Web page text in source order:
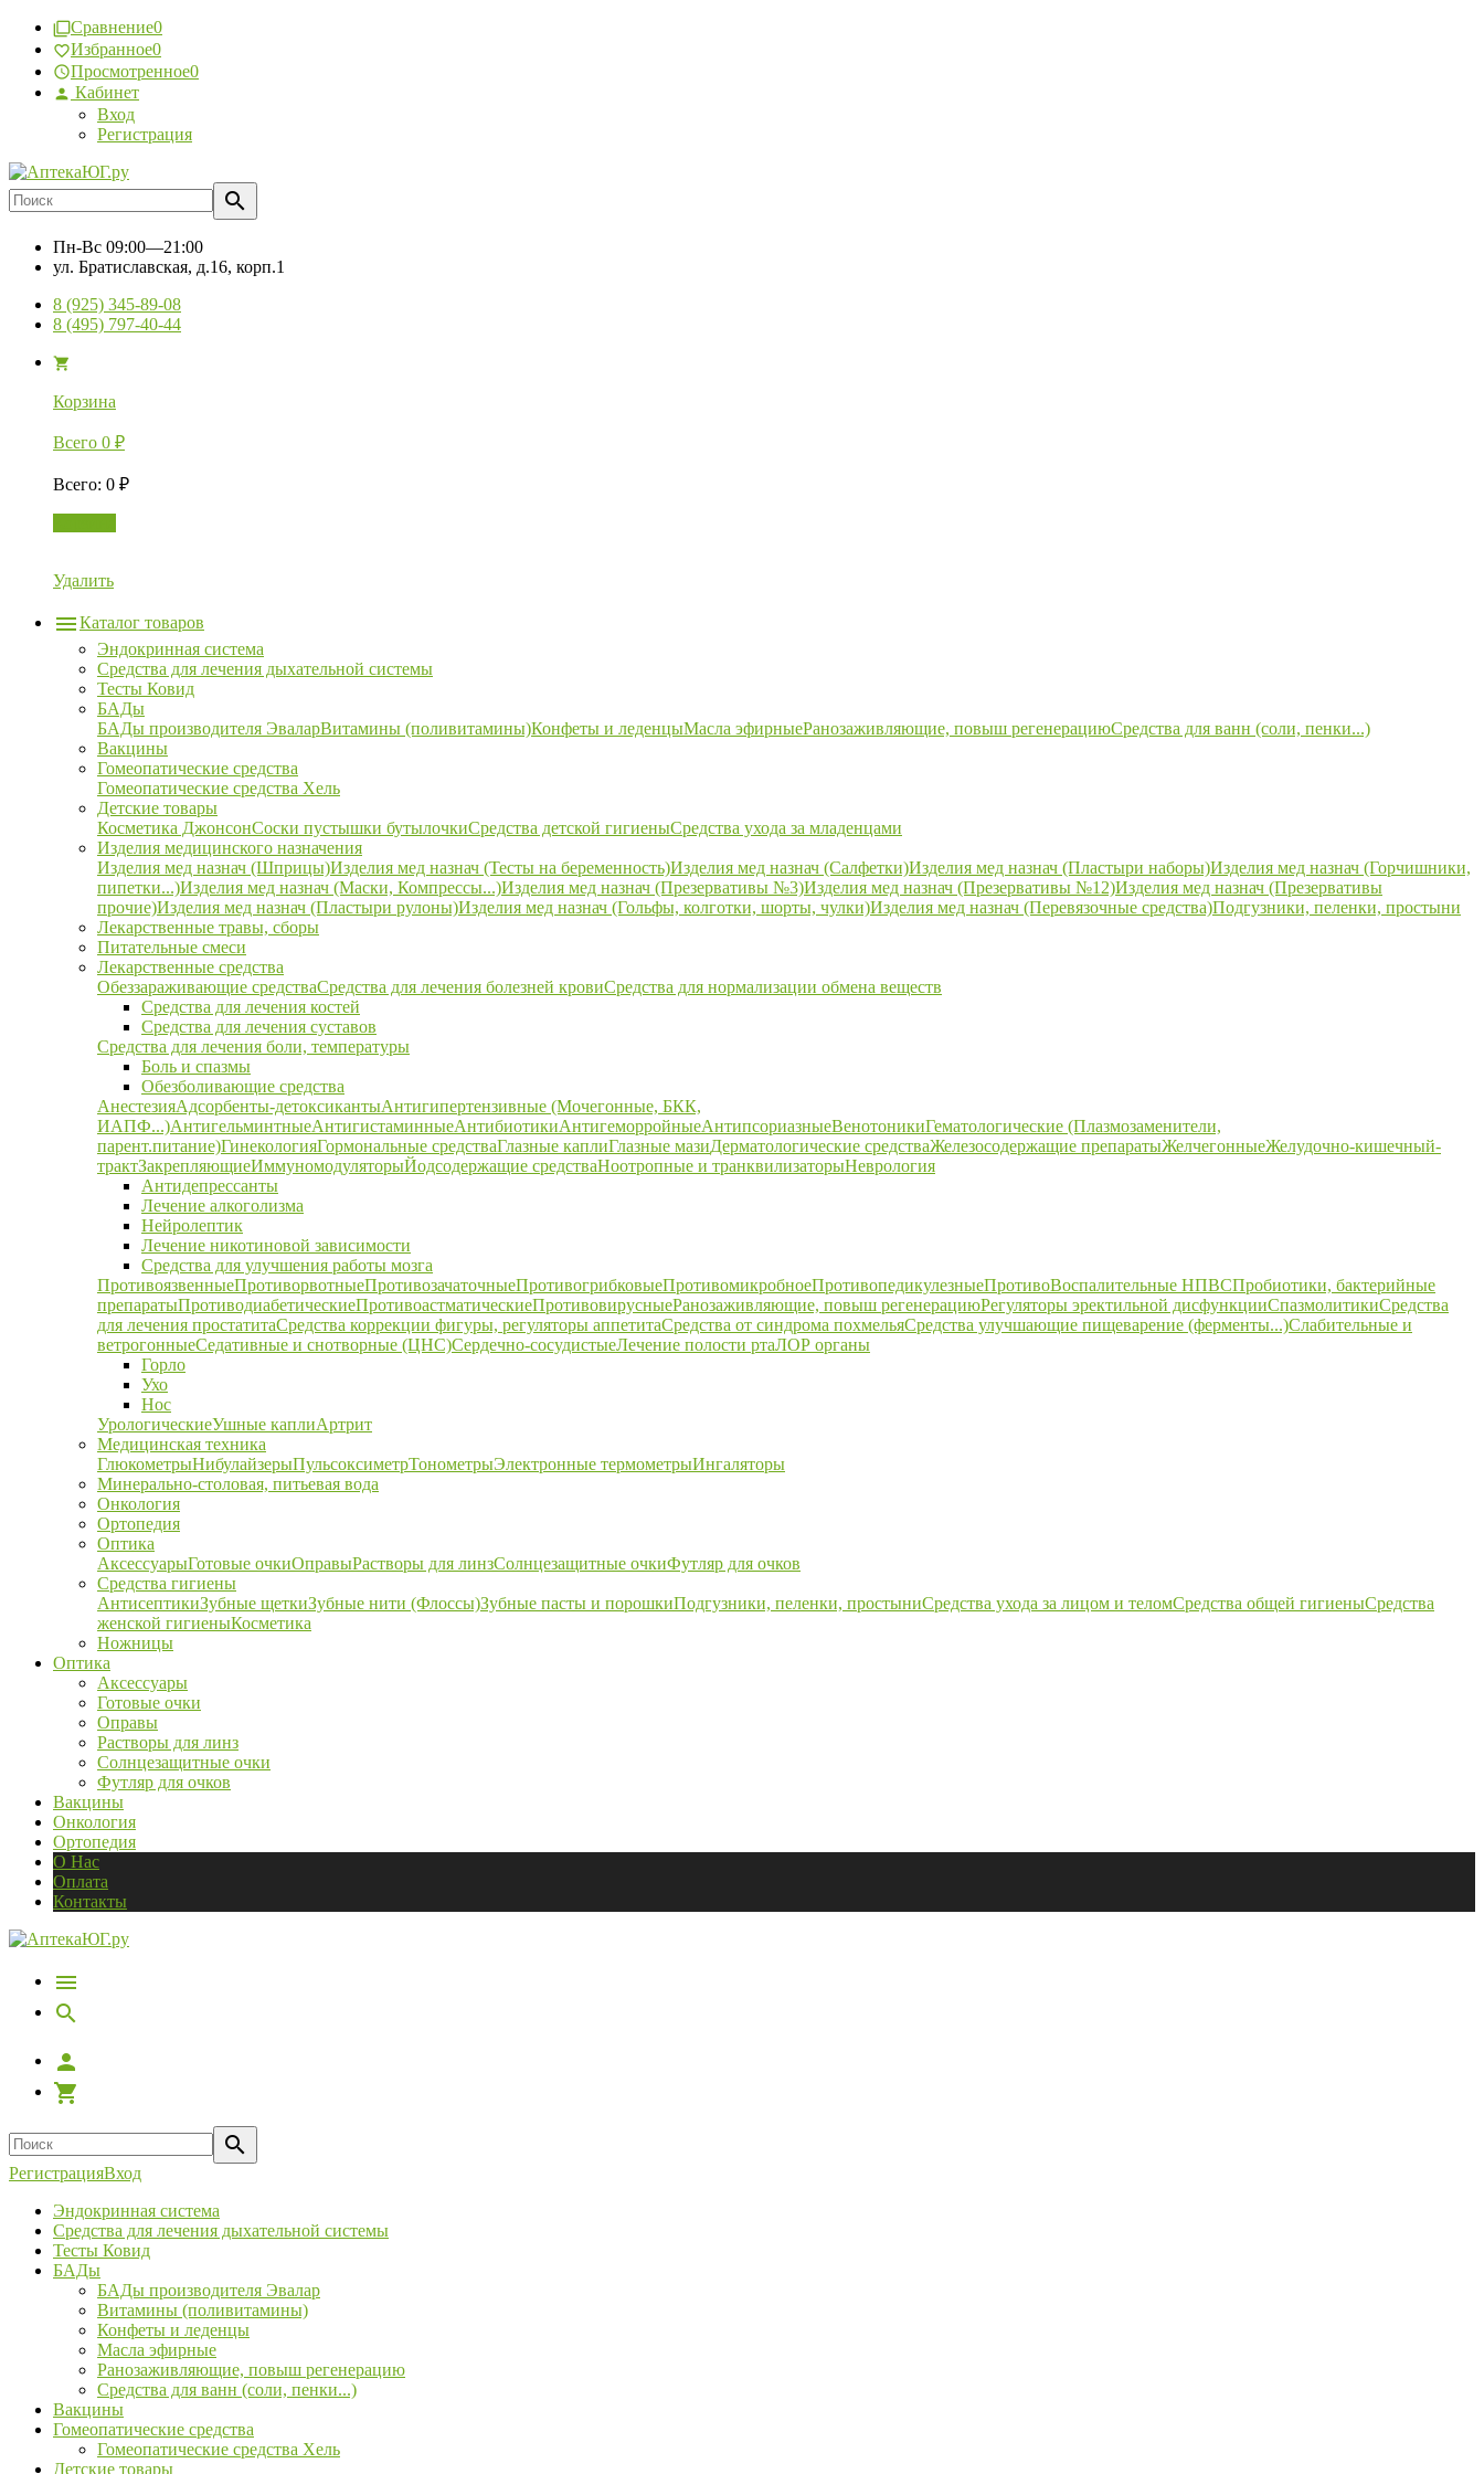
Сравнение0
Избранное0
Просмотренное0
Кабинет
Вход
Регистрация
Пн-Вс 09:00—21:00
ул. Братиславская, д.16, корп.1
8 (925) 345-89-08
8 (495) 797-40-44
Корзина
Всего 0 ₽
Всего: 0 ₽
Удалить
Каталог товаров
Эндокринная система
Средства для лечения дыхательной системы
Тесты Ковид
БАДы
БАДы производителя ЭваларВитамины (поливитамины)Конфеты и леденцыМасла эфирныеРанозаживляющие, повыш регенерациюСредства для ванн (соли, пенки...)
Вакцины
Гомеопатические средства
Гомеопатические средства Хель
Детские товары
Косметика ДжонсонСоски пустышки бутылочкиСредства детской гигиеныСредства ухода за младенцами
Изделия медицинского назначения
Изделия мед назнач (Шприцы)Изделия мед назнач (Тесты на беременность)Изделия мед назнач (Салфетки)Изделия мед назнач (Пластыри наборы)Изделия мед назнач (Горчишники,
пипетки...)Изделия мед назнач (Маски, Компрессы...)Изделия мед назнач (Презервативы №3)Изделия мед назнач (Презервативы №12)Изделия мед назнач (Презервативы
прочие)Изделия мед назнач (Пластыри рулоны)Изделия мед назнач (Гольфы, колготки, шорты, чулки)Изделия мед назнач (Перевязочные средства)Подгузники, пеленки, простыни
Лекарственные травы, сборы
Питательные смеси
Лекарственные средства
Обеззараживающие средстваСредства для лечения болезней кровиСредства для нормализации обмена веществ
Средства для лечения костей
Средства для лечения суставов
Средства для лечения боли, температуры
Боль и спазмы
Обезболивающие средства
АнестезияАдсорбенты-детоксикантыАнтигипертензивные (Мочегонные, БКК,
ИАПФ...)АнтигельминтныеАнтигистаминныеАнтибиотикиАнтигеморройныеАнтипсориазныеВенотоникиГематологические (Плазмозаменители,
парент.питание)ГинекологияГормональные средстваГлазные каплиГлазные мазиДерматологические средстваЖелезосодержащие препаратыЖелчегонныеЖелудочно-кишечный-
трактЗакрепляющиеИммуномодуляторыЙодсодержащие средстваНоотропные и транквилизаторыНеврология
Антидепрессанты
Лечение алкоголизма
Нейролептик
Лечение никотиновой зависимости
Средства для улучшения работы мозга
ПротивоязвенныеПротиворвотныеПротивозачаточныеПротивогрибковыеПротивомикробноеПротивопедикулезныеПротивоВоспалительные НПВСПробиотики, бактерийные
препаратыПротиводиабетическиеПротивоастматическиеПротивовирусныеРанозаживляющие, повыш регенерациюРегуляторы эректильной дисфункцииСпазмолитикиСредства
для лечения простатитаСредства коррекции фигуры, регуляторы аппетитаСредства от синдрома похмельяСредства улучшающие пищеварение (ферменты...)Слабительные и
ветрогонныеСедативные и снотворные (ЦНС)Сердечно-сосудистыеЛечение полости ртаЛОР органы
Горло
Ухо
Нос
УрологическиеУшные каплиАртрит
Медицинская техника
ГлюкометрыНибулайзерыПульсоксиметрТонометрыЭлектронные термометрыИнгаляторы
Минерально-столовая, питьевая вода
Онкология
Ортопедия
Оптика
АксессуарыГотовые очкиОправыРастворы для линзСолнцезащитные очкиФутляр для очков
Средства гигиены
АнтисептикиЗубные щеткиЗубные нити (Флоссы)Зубные пасты и порошкиПодгузники, пеленки, простыниСредства ухода за лицом и теломСредства общей гигиеныСредства
женской гигиеныКосметика
Ножницы
Оптика
Аксессуары
Готовые очки
Оправы
Растворы для линз
Солнцезащитные очки
Футляр для очков
Вакцины
Онкология
Ортопедия
О Нас
Оплата
Контакты
РегистрацияВход
Эндокринная система
Средства для лечения дыхательной системы
Тесты Ковид
БАДы
БАДы производителя Эвалар
Витамины (поливитамины)
Конфеты и леденцы
Масла эфирные
Ранозаживляющие, повыш регенерацию
Средства для ванн (соли, пенки...)
Вакцины
Гомеопатические средства
Гомеопатические средства Хель
Детские товары